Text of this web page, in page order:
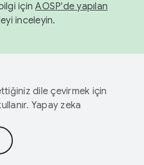
içinAOSP'de yapılan
inceleyin.
dile çevirmek için
Yapay zeka